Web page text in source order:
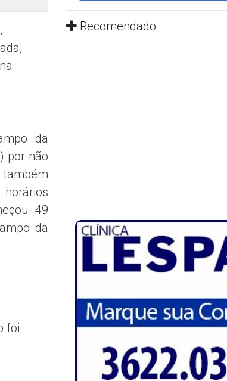
da
por não
49
da
foi
Recomendado